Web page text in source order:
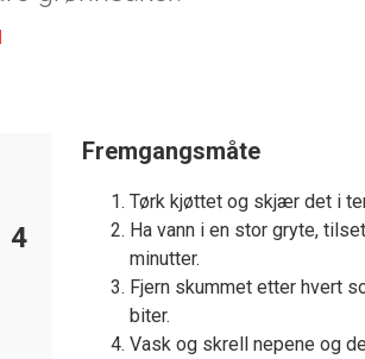
4
Fremgangsmåte
Tørk kjøttet og skjær det i
Ha vann i en stor gryte,
minutter.
Fjern skummet etter hvert
biter.
Vask og skrell nepene og